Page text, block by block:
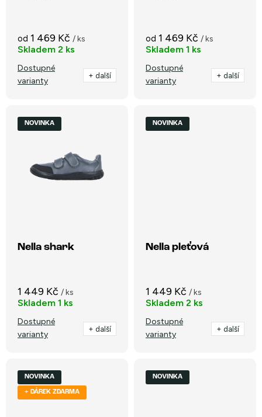
od 1 469 Kč / ks
Skladem 2 ks
Dostupné
varianty
+ další
od 1 469 Kč / ks
Skladem 1 ks
Dostupné
varianty
+ další
NOVINKA
Nella shark
1 449 Kč / ks
Skladem 1 ks
Dostupné
varianty
+ další
NOVINKA
Nella pleťová
1 449 Kč / ks
Skladem 2 ks
Dostupné
varianty
+ další
NOVINKA
+ DÁREK ZDARMA
NOVINKA